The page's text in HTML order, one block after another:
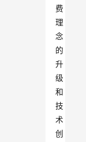
费
理
念
的
升
级
和
技
术
创